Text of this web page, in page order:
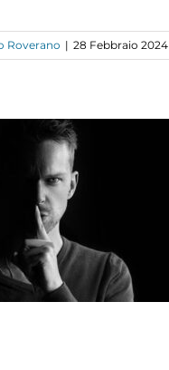
Roverano | 28 Febbraio 2024